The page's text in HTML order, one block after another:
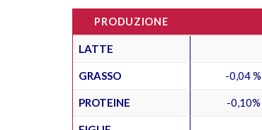
PRODUZIONE
LATTE
GRASSO -0,04 %
PROTEINE -0,10%